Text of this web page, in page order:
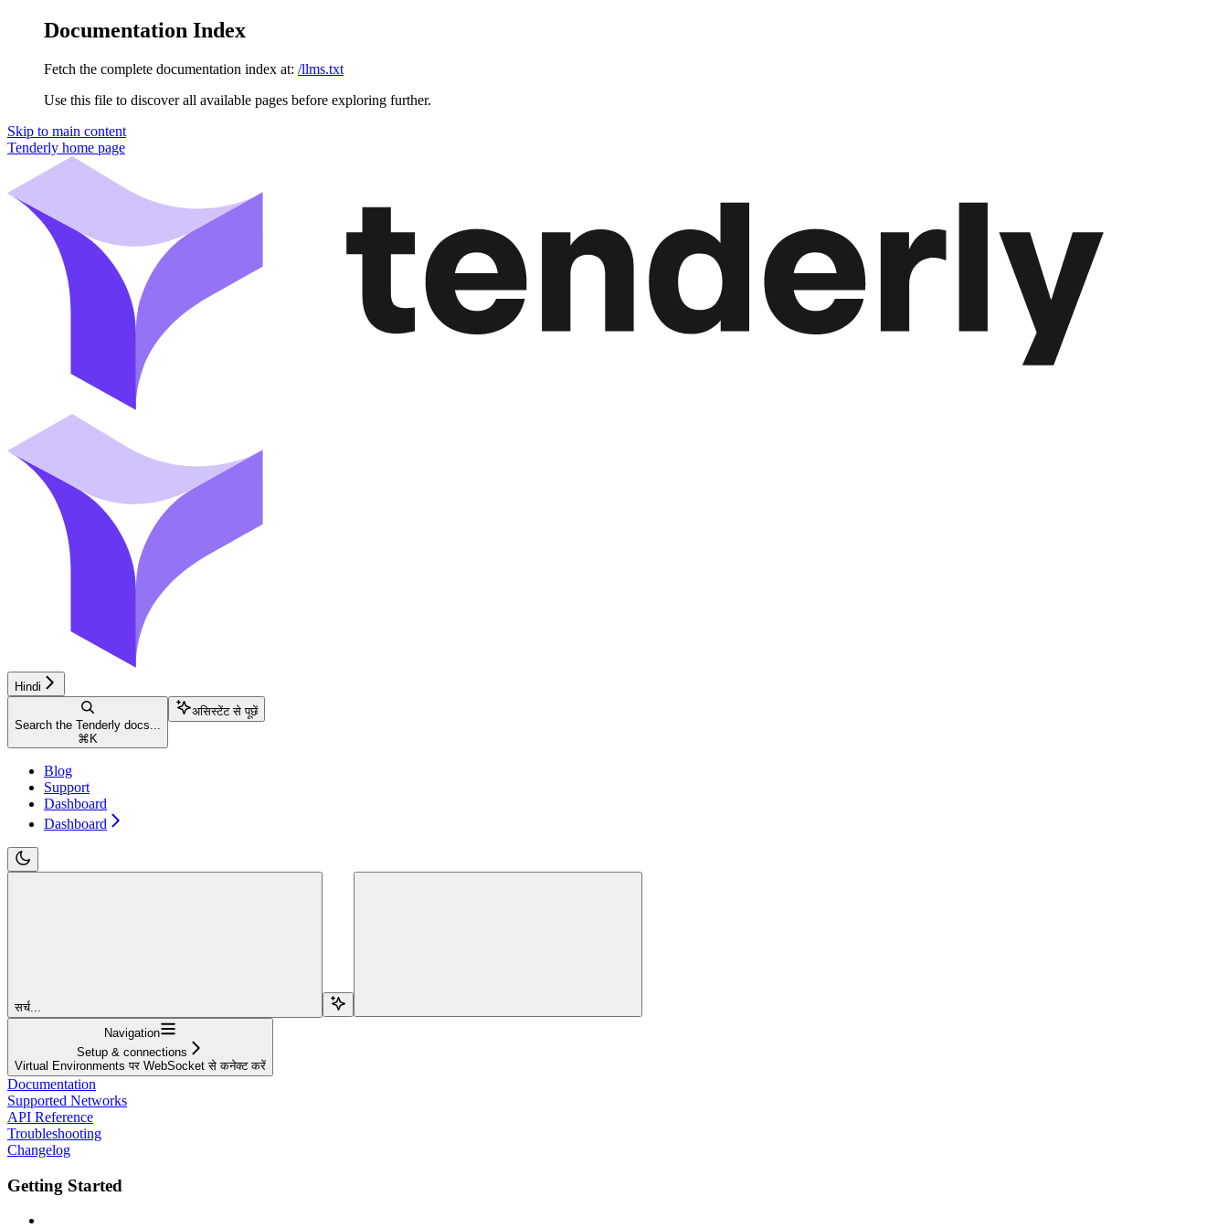
Documentation Index
Fetch the complete documentation index at: /llms.txt
Use this file to discover all available pages before exploring further.
Skip to main content
Tenderly home page
Hindi
Search the Tenderly docs...
⌘ K
असिस्टेंट से पूछें
Blog
Support
Dashboard
Dashboard
सर्च...
Navigation
Setup & connections
Virtual Environments पर WebSocket से कनेक्ट करें
Documentation
Supported Networks
API Reference
Troubleshooting
Changelog
Getting Started